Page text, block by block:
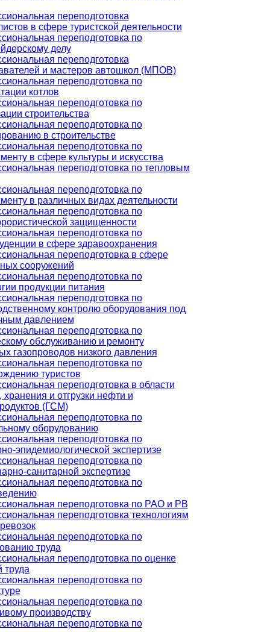
переподготовка
в сфере туристской деятельности
переподготовка по
делу
переподготовка
и мастеров автошкол (МПОВ)
переподготовка по
котлов
переподготовка по
строительства
переподготовка по
в строительстве
переподготовка по
в сфере культуры и искусства
переподготовка по тепловым
переподготовка по
в различных видах деятельности
переподготовка по
защищенности
переподготовка по
в сфере здравоохранения
переподготовка в сфере
сооружений
переподготовка по
продукции питания
переподготовка по
контролю оборудования под
давлением
переподготовка по
обслуживанию и ремонту
газопроводов низкого давления
переподготовка по
туристов
переподготовка в области
и отгрузки нефти и
(ГСМ)
переподготовка по
оборудованию
переподготовка по
эпидемиологической экспертизе
переподготовка по
санитарной экспертизе
переподготовка по
переподготовка по РАО и РВ
переподготовка технологиям
переподготовка по
труда
переподготовка по оценке
труда
переподготовка по
переподготовка по
производству
переподготовка по